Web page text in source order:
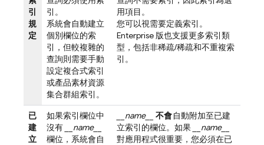
引
規
定
引。
系統會自動建立
個別欄位的索
引，但較複雜的
查詢則需要手動
設定複合式索引
或產品素材資源
集合群組索引。
用項目。
您可以視需要定義索引。
Enterprise 版也支援更多索引類
型，包括非稀疏/稀疏和不重複索
引。
已
建
立
如果索引欄位中
沒有
__name__
欄位，系統會自
__name__ 不會自動附加至已建
立索引的欄位。如果
__name__
對應用程式很重要，您必須在已